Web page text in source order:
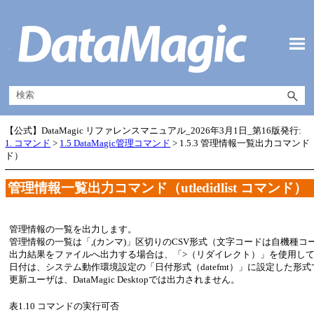
【公式】DataMagic リファレンスマニュアル_2026年3月1日_第16版発行:
1. コマンド > 1.5 DataMagic管理コマンド > 1.5.3 管理情報一覧出力コマン
ド）
管理情報一覧出力コマンド（utledidlist コマンド）
管理情報の一覧を出力します。
管理情報の一覧は「,(カンマ)」区切りのCSV形式（文字コードは自機種コ
出力結果をファイルへ出力する場合は、「>（リダイレクト）」を使用し
日付は、システム動作環境設定の「日付形式（datefmt）」に設定した形
更新ユーザは、DataMagic Desktopでは出力されません。
表1.10 コマンドの実行可否